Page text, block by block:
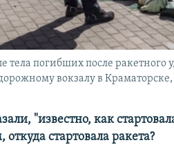
тела погибших после ракетного
вокзалу в Краматорске,
"известно, как
стартовала ракета?